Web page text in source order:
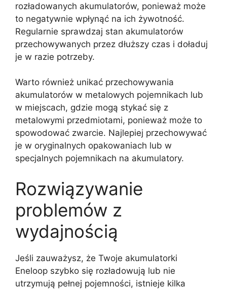
rozładowanych akumulatorów, ponieważ może
to negatywnie wpłynąć na ich żywotność.
Regularnie sprawdzaj stan akumulatorów
przechowywanych przez dłuższy czas i doładuj
je w razie potrzeby.
Warto również unikać przechowywania
akumulatorów w metalowych pojemnikach lub
w miejscach, gdzie mogą stykać się z
metalowymi przedmiotami, ponieważ może to
spowodować zwarcie. Najlepiej przechowywać
je w oryginalnych opakowaniach lub w
specjalnych pojemnikach na akumulatory.
Rozwiązywanie
problemów z
wydajnością
Jeśli zauważysz, że Twoje akumulatorki
Eneloop szybko się rozładowują lub nie
utrzymują pełnej pojemności, istnieje kilka